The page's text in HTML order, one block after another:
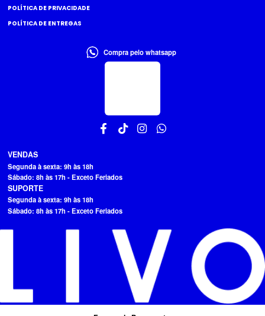
POLÍTICA DE PRIVACIDADE
POLÍTICA DE ENTREGAS
Compra pelo whatsapp
VENDAS
Segunda à sexta: 9h às 18h
Sábado: 8h às 17h - Exceto Feriados
SUPORTE
Segunda à sexta: 9h às 18h
Sábado: 8h às 17h - Exceto Feriados